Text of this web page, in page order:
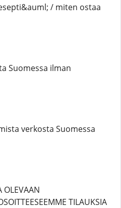
/ miten ostaa
Suomessa ilman
verkosta Suomessa
OLEVAAN
TILAUKSIA